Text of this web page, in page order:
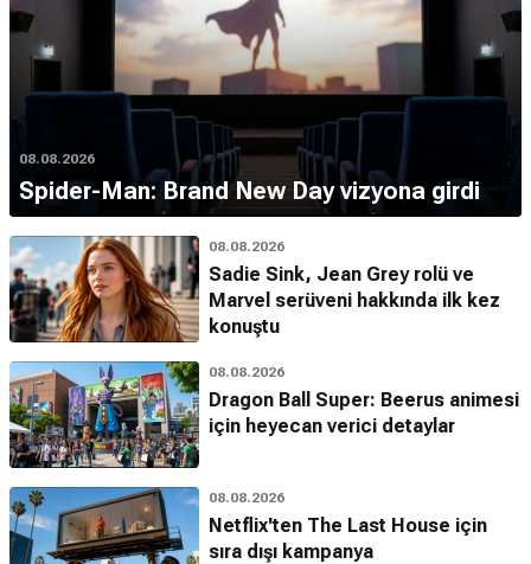
08.08.2026
Spider-Man: Brand New Day vizyona girdi
08.08.2026
Sadie Sink, Jean Grey rolü ve
Marvel serüveni hakkında ilk kez
konuştu
08.08.2026
Dragon Ball Super: Beerus animesi
için heyecan verici detaylar
08.08.2026
Netflix'ten The Last House için
sıra dışı kampanya